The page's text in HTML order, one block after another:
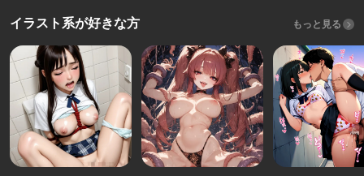
イラスト系が好きな方 もっと見る